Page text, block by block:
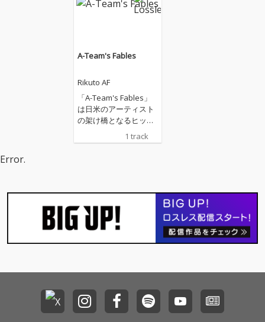
A-Team's Fables
Rikuto AF
「A-Team's Fables」
は日米のアーティスト
の架け橋となるヒップ
ホップレーベル「Fran
k Renaissance」の初
ースされており、9万5
千人以上のフォロワー
を持つNY在住NBAユー
チューバー、Rikuto AF
サー/MCのKSKとJuaや
B-BANDのピア二スト
のShimon Hoshinoに
1 track
Error.